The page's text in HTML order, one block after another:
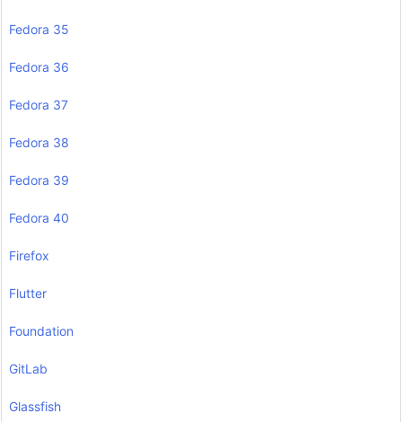
Fedora 35
Fedora 36
Fedora 37
Fedora 38
Fedora 39
Fedora 40
Firefox
Flutter
Foundation
GitLab
Glassfish